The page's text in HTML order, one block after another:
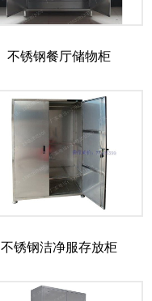
不锈钢餐厅储物柜
不锈钢洁净服存放柜